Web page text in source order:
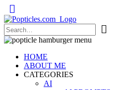
Popticles.com
HOME
ABOUT ME
CATEGORIES
AI